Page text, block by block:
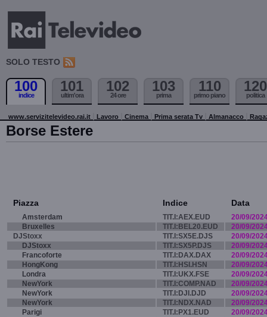
SOLO TESTO
100
indice
101
ultim'ora
102
24 ore
103
prima
110
primo piano
120
politica
www.servizitelevideo.rai.it Lavoro Cinema Prima serata Tv Almanacco
Borse Estere
Piazza Indice Data
Amsterdam TIT.I:AEX.EUD
20/09/
Bruxelles
TIT.I:BEL20.EUD
20/09/
DJStoxx
TIT.I:SX5E.DJS
20/09/
DJStoxx
TIT.I:SX5P.DJS
20/09/
Francoforte
TIT.I:DAX.DAX
20/09/
HongKong
TIT.I:HSI.HSN
20/09/
Londra
TIT.I:UKX.FSE
20/09/
NewYork
TIT.I:COMP.NAD
20/09/
NewYork
TIT.I:DJI.DJD
20/09/
NewYork
TIT.I:NDX.NAD
20/09/
Parigi
TIT.I:PX1.EUD
20/09/